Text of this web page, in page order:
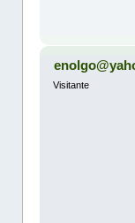
Visitante